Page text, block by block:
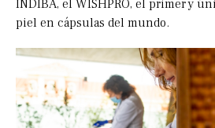
INDIBA, el WISHPRO, el primer y
piel en cápsulas del mundo.